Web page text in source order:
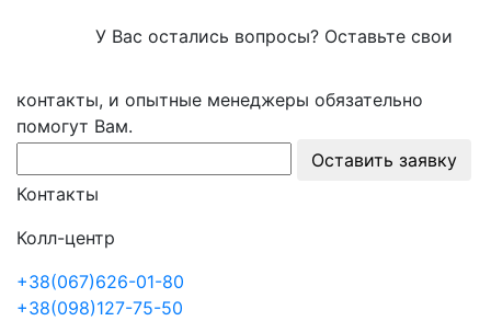
У Вас остались вопросы? Оставьте свои
контакты, и опытные менеджеры обязательно
помогут Вам.
Оставить заявку
Контакты
Колл-центр
+38(067)626-01-80
+38(098)127-75-50